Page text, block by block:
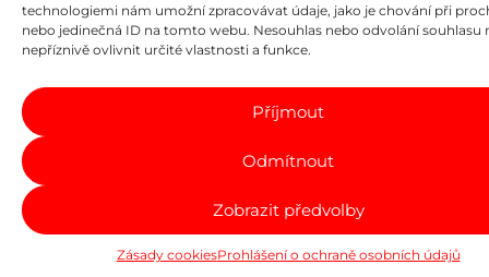
technologiemi nám umožní zpracovávat údaje, jako je chování při
nebo jedinečná ID na tomto webu. Nesouhlas nebo odvolání souhlasu
nepříznivě ovlivnit určité vlastnosti a funkce.
Příjmout
Odmítnout
Zobrazit předvolby
Zásady cookiesProhlášení o ochraně osobních údajů